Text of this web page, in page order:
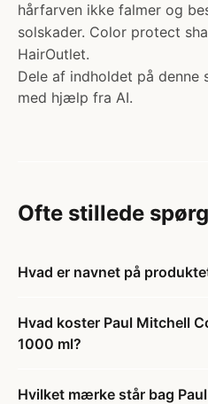
hårfarven ikke falmer og
solskader. Color protect
HairOutlet.
Dele af indholdet på
med hjælp fra AI.
Ofte stillede
Hvad er navnet på
Hvad koster Paul Mitchell
1000 ml?
Hvilket mærke står bag